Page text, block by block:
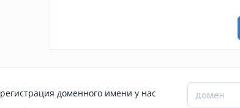
регистрация доменного имени у нас